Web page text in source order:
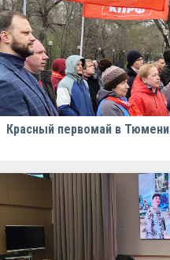
Красный первомай в Тюмени